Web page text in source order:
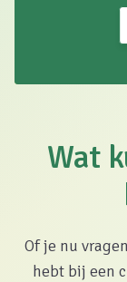
Wat
Of je nu
hebt bij een